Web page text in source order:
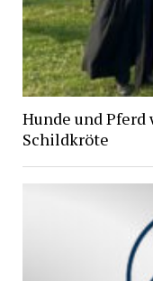
Hunde und Pferd
Schildkröte